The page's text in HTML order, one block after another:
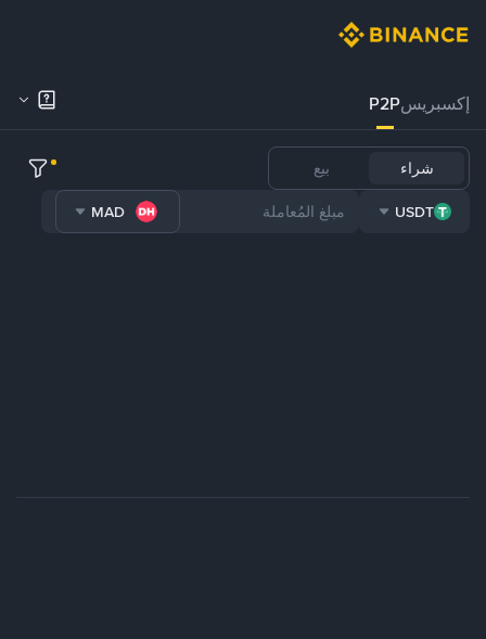
إكسبريسP2P
شراء بيع
USDT
MAD